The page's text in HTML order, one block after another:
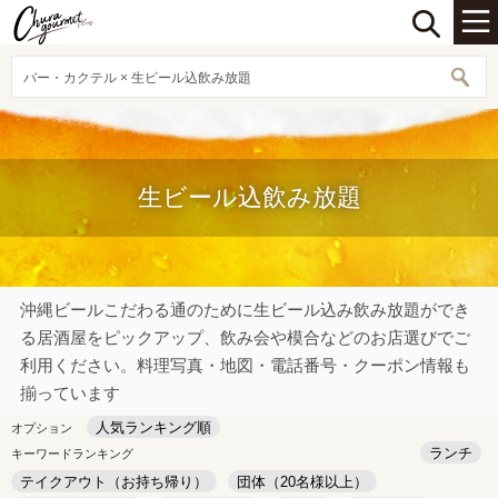
バー・カクテル × 生ビール込飲み放題
生ビール込飲み放題
沖縄ビールこだわる通のために生ビール込み飲み放題ができ
る居酒屋をピックアップ、飲み会や模合などのお店選びでご
利用ください。料理写真・地図・電話番号・クーポン情報も
揃っています
オプション 人気ランキング順
キーワードランキング
ランチ
テイクアウト（お持ち帰り）
団体（20名様以上）